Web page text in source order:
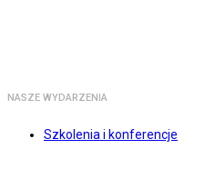
NASZE WYDARZENIA
Szkolenia i konferencje